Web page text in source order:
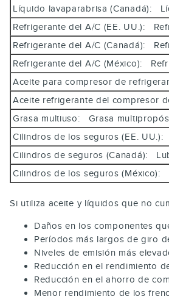
Líquido lavaparabrisa (Canadá):
Refrigerante del A/C (EE. UU.):
Refrigerante del A/C (Canadá):
Refrigerante del A/C (México):
Aceite para compresor de
Aceite refrigerante del compresor
Grasa multiuso: Grasa
Cilindros de los seguros (EE.
Cilindros de seguros (Canadá):
Cilindros de los seguros
Si utiliza aceite y líquidos que no
Daños en los componentes
Períodos más largos de giro
Niveles de emisión más
Reducción en el rendimiento
Reducción en el ahorro de
Menor rendimiento de los